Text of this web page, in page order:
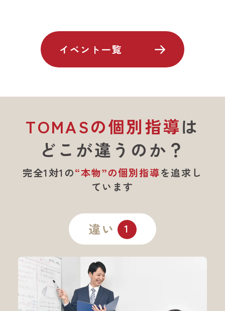
イベント一覧
TOMASの個別指導は
どこが違うのか？
完全1対1の“本物”の個別指導を追求し
ています
違い 1